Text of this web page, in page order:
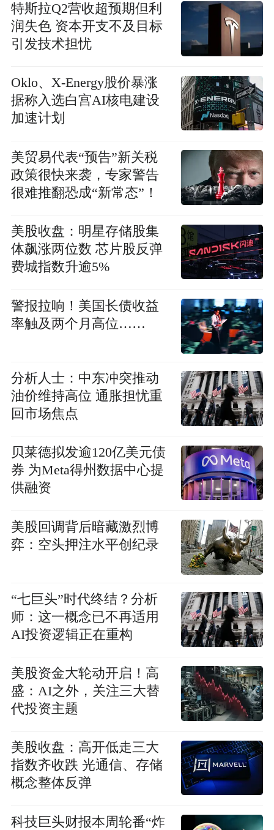
特斯拉Q2营收超预期但利
润失色 资本开支不及目标
引发技术担忧
Oklo、X-Energy股价暴涨
据称入选白宫AI核电建设
加速计划
美贸易代表“预告”新关税
政策很快来袭，专家警告
很难推翻恐成“新常态”！
美股收盘：明星存储股集
体飙涨两位数 芯片股反弹
费城指数升逾5%
警报拉响！美国长债收益
率触及两个月高位……
分析人士：中东冲突推动
油价维持高位 通胀担忧重
回市场焦点
贝莱德拟发逾120亿美元债
券 为Meta得州数据中心提
供融资
美股回调背后暗藏激烈博
弈：空头押注水平创纪录
“七巨头”时代终结？分析
师：这一概念已不再适用
AI投资逻辑正在重构
美股资金大轮动开启！高
盛：AI之外，关注三大替
代投资主题
美股收盘：高开低走三大
指数齐收跌 光通信、存储
概念整体反弹
科技巨头财报本周轮番“炸